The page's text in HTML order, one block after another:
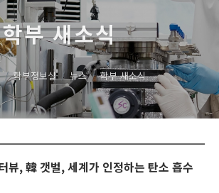
학부 새소식
학부정보실 뉴스 학부 새소식
뷰, 韓 갯벌, 세계가 인정하는 탄소 흡수